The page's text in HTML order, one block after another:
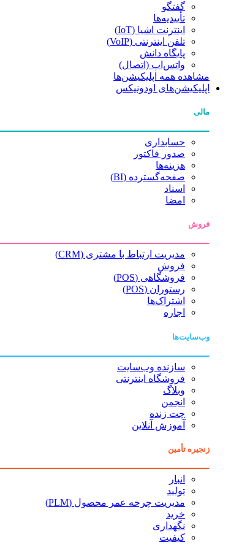
گفتگو
تأییدیه‌ها
اینترنت اشیا (IoT)
تلفن اینترنتی (VoIP)
پایگاه دانش
واتس‌اپ (اتصال)
مشاهده همه اپلیکیشن‌ها
اپلیکیشن‌های اودونیکس
مالی
حسابداری
صدور فاکتور
هزینه‌ها
صفحه‌گسترده (BI)
اسناد
امضا
فروش
مدیریت ارتباط با مشتری (CRM)
فروش
فروشگاهی (POS)
رستوران (POS)
اشتراک‌ها
اجاره
وب‌سایت‌ها
سازنده وب‌سایت
فروشگاه اینترنتی
وبلاگ
انجمن
چت زنده
آموزش آنلاین
زنجیره تأمین
انبار
تولید
مدیریت چرخه عمر محصول (PLM)
خرید
نگهداری
کیفیت